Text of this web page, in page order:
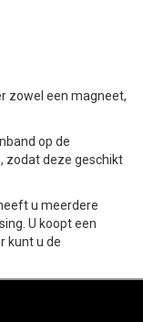
zowel een magneet,
op de
zodat deze geschikt
u meerdere
U koopt een
kunt u de